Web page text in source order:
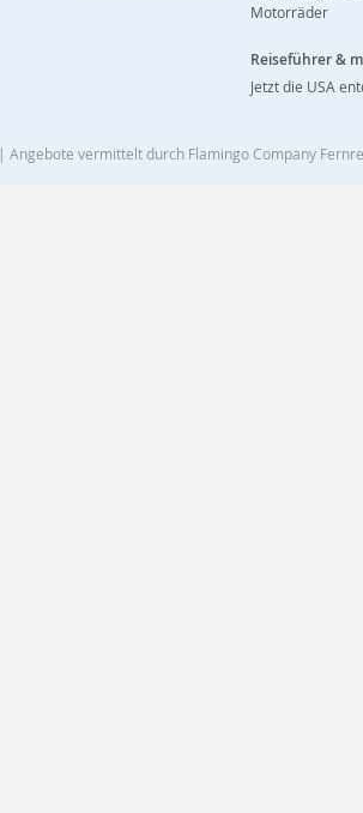
Motorräder
Reiseführer &
Jetzt die USA
| Angebote vermittelt durch Flamingo Company